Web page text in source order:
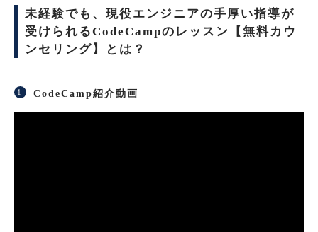
未経験でも、現役エンジニアの手厚い指導が
受けられるCodeCampのレッスン【無料カウ
ンセリング】とは？
CodeCamp紹介動画